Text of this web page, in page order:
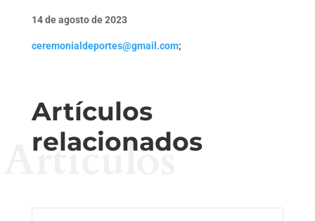
14 de agosto de 2023
ceremonialdeportes@gmail.com;
Artículos
relacionados
Artículos